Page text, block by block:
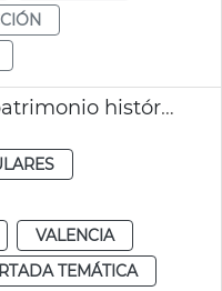
Protocolo protección patrimonio histórico de València Fallas 2025
VALENCIA
TEMÁTICA